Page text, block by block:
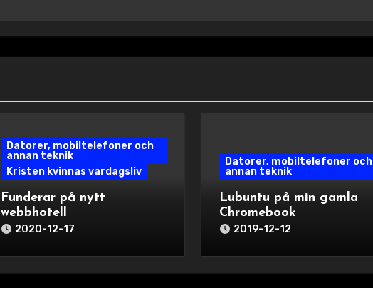
Datorer, mobiltelefoner och
annan teknik
Kristen kvinnas vardagsliv
Funderar på nytt
webbhotell
2020-12-17
Datorer, mobiltelefoner och
annan teknik
Lubuntu på min gamla
Chromebook
2019-12-12